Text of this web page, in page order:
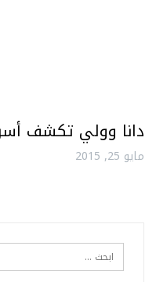
دانا وولي تكشف
مايو 25, 2015